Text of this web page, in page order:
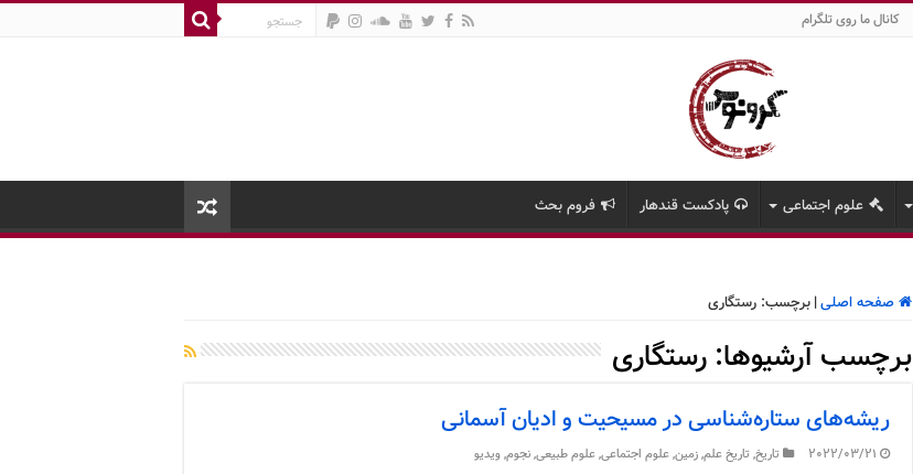
کانال ما روی تلگرام
علوم اجتماعی پادکست قندهار فروم بحث
صفحه اصلی| برچسب: رستگاری
برچسب آرشیوها: رستگاری
ریشه‌های ستاره‌شناسی در مسیحیت و ادیان آسمانی
2022/03/21 تاریخ, تاریخ علم,زمین,علوم اجتماعی,علوم طبیعی,نجوم,ویدیو